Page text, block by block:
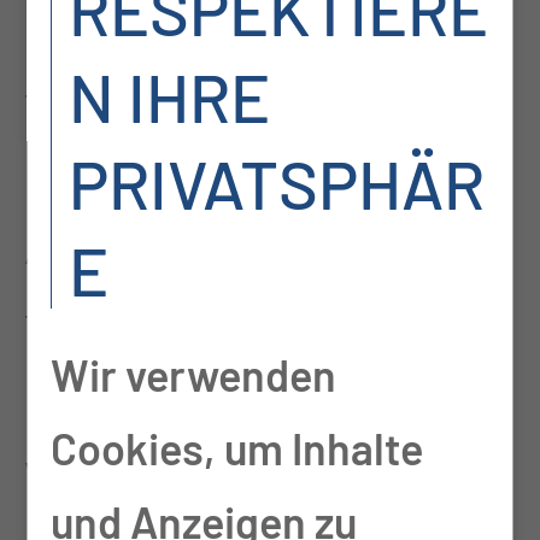
Erst mal ist es ein
familienfreundliches
Unternehmen, die
Arbeitszeiten sind
familienfreundlich. Ich
hatte viel Gutes gehört
von Kolleginnen, die schon
N IHRE
PRIVATSPHÄR
E
Wir verwenden
Cookies, um Inhalte
und Anzeigen zu